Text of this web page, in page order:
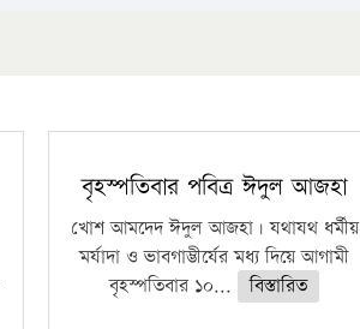
বৃহস্পতিবার পবিত্র ঈদুল আজহা
খোশ আমদেদ ঈদুল আজহা। যথাযথ ধর্মীয়
মর্যাদা ও ভাবগাম্ভীর্যের মধ্য দিয়ে আগামী
বৃহস্পতিবার ১০...
বিস্তারিত